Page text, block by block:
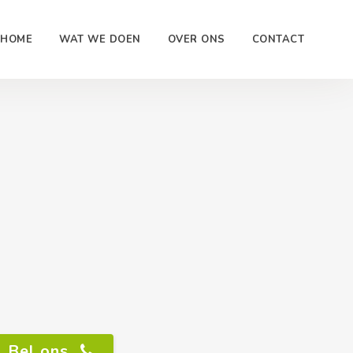
HOME WAT WE DOEN OVER ONS CONTACT